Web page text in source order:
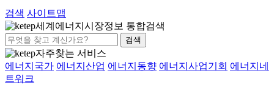
검색 사이트맵
세계에너지시장정보 통합검색
검색
자주찾는 서비스
에너지국가 에너지산업 에너지동향 에너지사업기회 에너지네
트워크